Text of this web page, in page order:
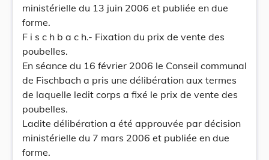
ministérielle du 13 juin 2006 et publiée en due
forme.
F i s c h b a c h.- Fixation du prix de vente des
poubelles.
En séance du 16 février 2006 le Conseil communal
de Fischbach a pris une délibération aux termes
de laquelle ledit corps a fixé le prix de vente des
poubelles.
Ladite délibération a été approuvée par décision
ministérielle du 7 mars 2006 et publiée en due
forme.